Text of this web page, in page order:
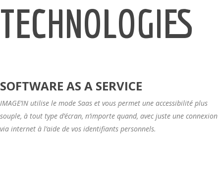
TECHNOLOGIES
SOFTWARE AS A SERVICE
IMAGE’IN utilise le mode Saas et vous permet une accessibilité plus
souple, à tout type d’écran, n’importe quand, avec juste une connexion
via internet à l’aide de vos identifiants personnels.